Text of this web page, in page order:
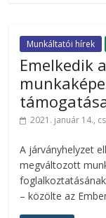
Munkáltatói hírek
Emelkedik
2021. január 14.,
A járványhelyzet
megváltozott
– közölte az